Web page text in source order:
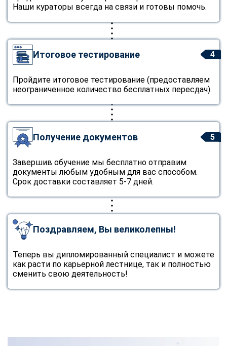
Наши кураторы всегда на связи и готовы помочь.
4
Итоговое тестирование
Пройдите итоговое тестирование (предоставляем
неограниченное количество бесплатных пересдач).
5
Получение документов
Завершив обучение мы бесплатно отправим
документы любым удобным для вас способом.
Срок доставки составляет 5-7 дней.
Поздравляем, Вы великолепны!
Теперь вы дипломированный специалист и можете
как расти по карьерной лестнице, так и полностью
сменить свою деятельность!